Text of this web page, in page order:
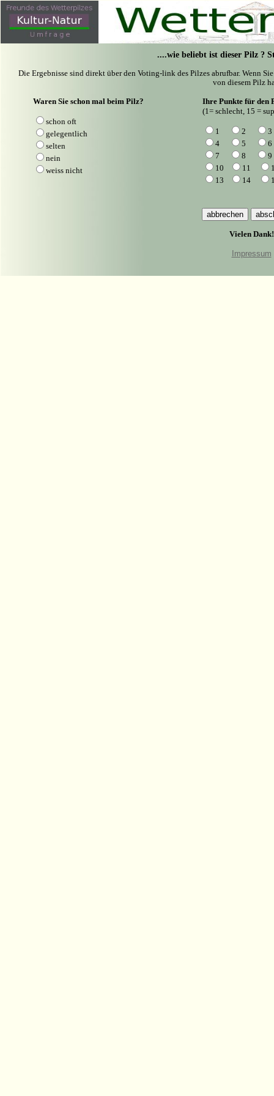
....wie beliebt ist dieser Pilz ?
Die Ergebnisse sind direkt über den Voting-link des Pilzes abrufbar. Wenn
von diesem Pilz
Waren Sie schon mal beim Pilz?
schon oft
gelegentlich
selten
nein
weiss nicht
Ihre Punkte für den
(1= schlecht, 15 =
1 2
3
4
5
6
7
8
9
10
11
13
14
Vielen Dank!
Impressum